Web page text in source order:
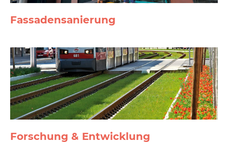
Fassaden­sanierung
Forschung & Entwicklung